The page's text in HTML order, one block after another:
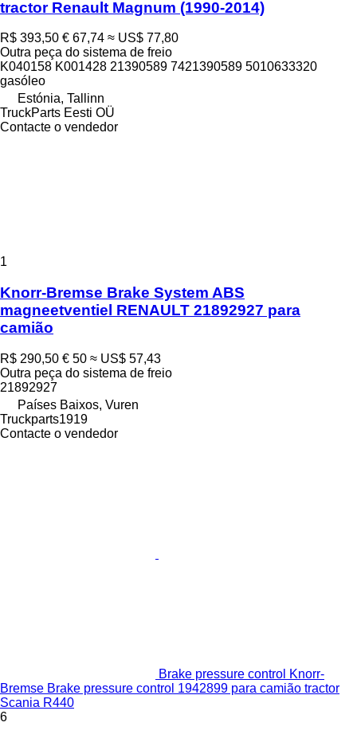
tractor Renault Magnum (1990-2014)
R$ 393,50 € 67,74 ≈ US$ 77,80
Outra peça do sistema de freio
K040158 K001428 21390589 7421390589 5010633320
gasóleo
Estónia, Tallinn
TruckParts Eesti OÜ
Contacte o vendedor
1
Knorr-Bremse Brake System ABS
magneetventiel RENAULT 21892927 para
camião
R$ 290,50 € 50 ≈ US$ 57,43
Outra peça do sistema de freio
21892927
Países Baixos, Vuren
Truckparts1919
Contacte o vendedor
Brake pressure control Knorr-
Bremse Brake pressure control 1942899 para camião tractor
Scania R440
6